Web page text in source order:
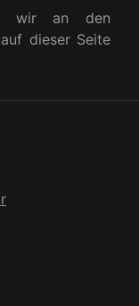
wir an den
dieser Seite